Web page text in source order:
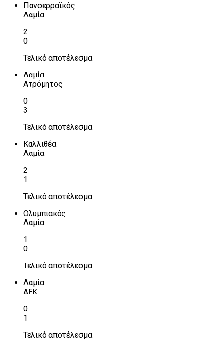
Πανσερραϊκός
Λαμία
2
0
Τελικό αποτέλεσμα
Λαμία
Ατρόμητος
0
3
Τελικό αποτέλεσμα
Καλλιθέα
Λαμία
2
1
Τελικό αποτέλεσμα
Ολυμπιακός
Λαμία
1
0
Τελικό αποτέλεσμα
Λαμία
ΑΕΚ
0
1
Τελικό αποτέλεσμα